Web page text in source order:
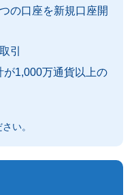
の口座を新規口座開
引
が1,000万通貨以上の
い。